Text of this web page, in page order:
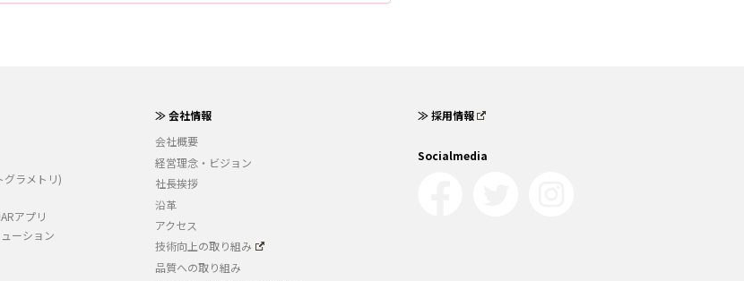
グラメトリ)
アプリ
ーション
≫ 会社情報
会社概要
経営理念・ビジョン
社長挨拶
沿革
アクセス
技術向上の取り組み
品質への取り組み
≫ 採用情報
Socialmedia